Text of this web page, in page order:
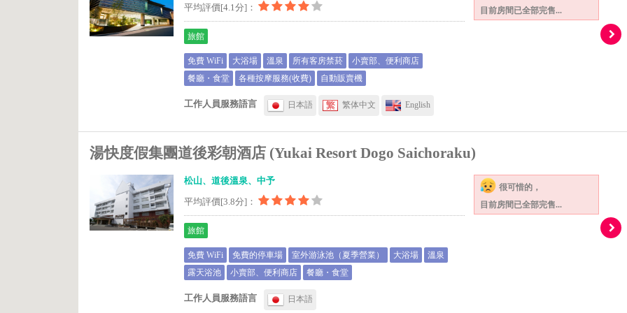
平均評價[4.1分]：
旅館
免費 WiFi 大浴場 溫泉 所有客房禁菸
小賣部、便利商店
餐廳・食堂
各種按摩服務(收費) 自動販賣機
工作人員服務語言 日本語 繁体中文 English
目前房間已全部完售...
湯快度假集團道後彩朝酒店 (Yukai Resort Dogo Saichoraku)
松山、道後溫泉、中予
平均評價[3.8分]：
旅館
免費 WiFi 免費的停車場 室外游泳池（夏季營業） 大浴場
溫泉
露天浴池
小賣部、便利商店 餐廳・食堂
工作人員服務語言 日本語
很可惜的，
目前房間已全部完售...